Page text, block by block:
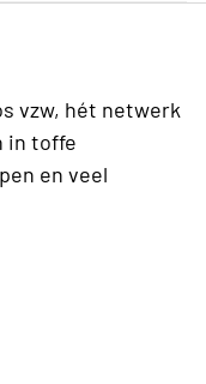
vzw, hét netwerk
in toffe
en veel